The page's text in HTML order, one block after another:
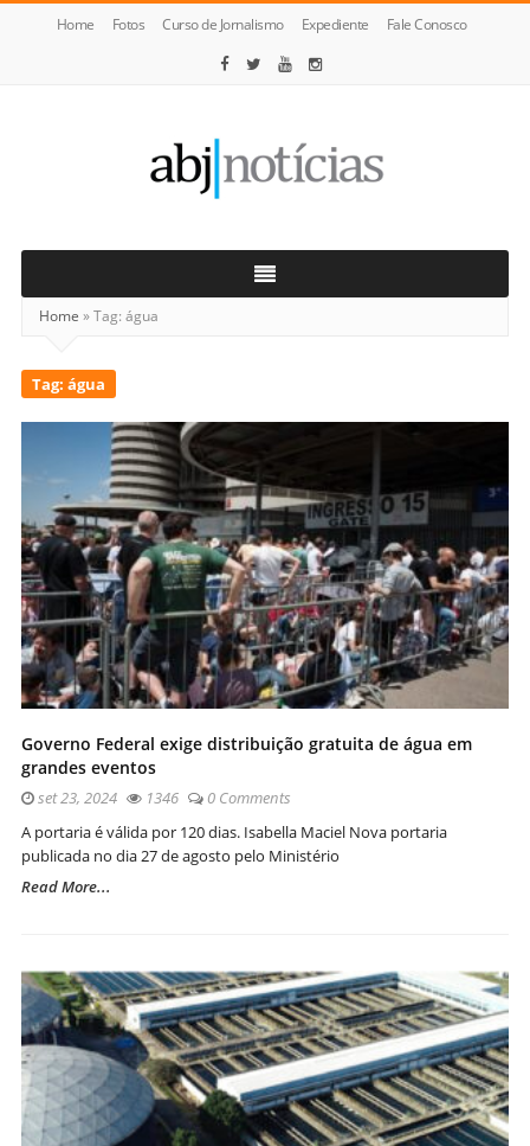
Home Fotos Curso de Jornalismo Expediente Fale Conosco
Notícias
Home »Tag: água
Tag: água
Governo Federal exige distribuição gratuita de água em
grandes eventos
set 23, 2024 1346
0 Comments
A portaria é válida por 120 dias. Isabella Maciel Nova portaria
publicada no dia 27 de agosto pelo Ministério
Read More...